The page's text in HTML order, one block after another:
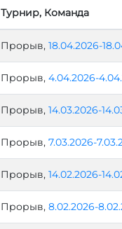
Турнир, Команда
Прорыв, 18.04.2026-
Прорыв, 4.04.2026-
Прорыв, 14.03.2026-
Прорыв, 7.03.2026-
Прорыв, 14.02.2026-
Прорыв, 8.02.2026-